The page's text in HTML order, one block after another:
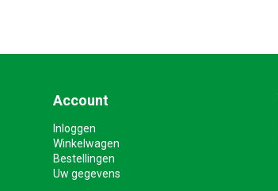
Account
Inloggen
Winkelwagen
Bestellingen
Uw gegevens